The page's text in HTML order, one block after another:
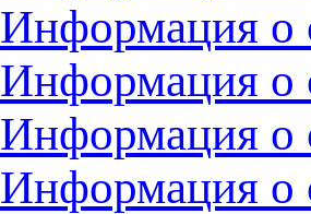
Информация о
Информация о
Информация о
Информация о